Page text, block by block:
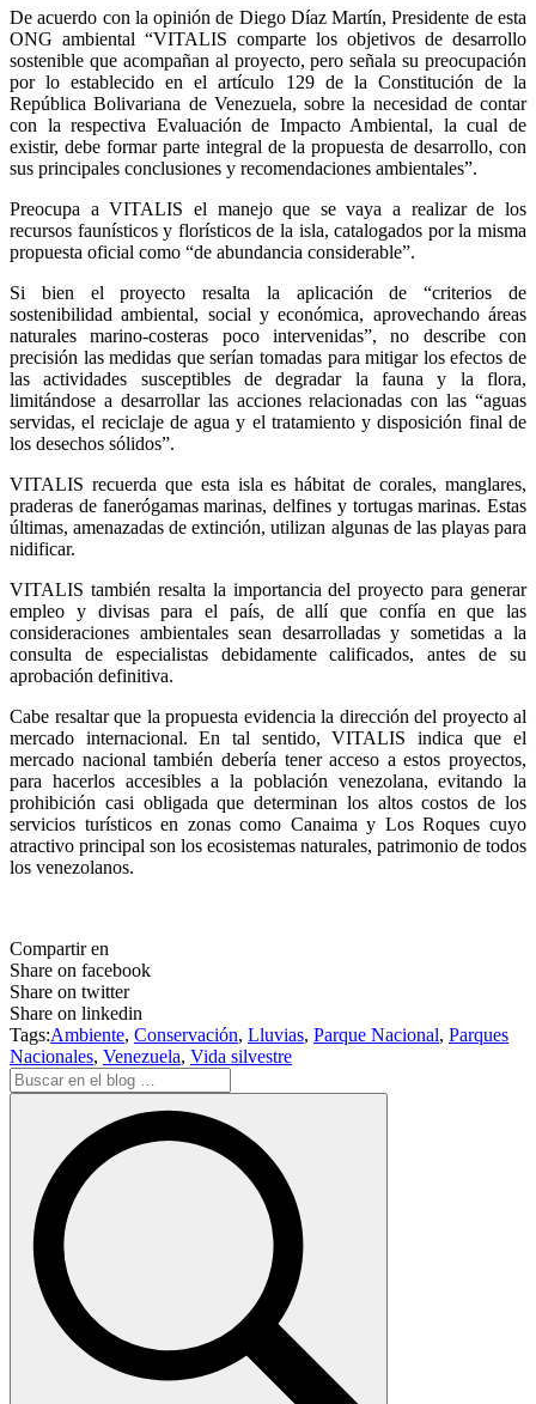
De acuerdo con la opinión de Diego Díaz Martín, Presidente de esta
ONG ambiental “VITALIS comparte los objetivos de desarrollo
sostenible que acompañan al proyecto, pero señala su preocupación
por lo establecido en el artículo 129 de la Constitución de la
República Bolivariana de Venezuela, sobre la necesidad de contar
con la respectiva Evaluación de Impacto Ambiental, la cual de
existir, debe formar parte integral de la propuesta de desarrollo, con
sus principales conclusiones y recomendaciones ambientales”.
Preocupa a VITALIS el manejo que se vaya a realizar de los
recursos faunísticos y florísticos de la isla, catalogados por la misma
propuesta oficial como “de abundancia considerable”.
Si bien el proyecto resalta la aplicación de “criterios de
sostenibilidad ambiental, social y económica, aprovechando áreas
naturales marino-costeras poco intervenidas”, no describe con
precisión las medidas que serían tomadas para mitigar los efectos de
las actividades susceptibles de degradar la fauna y la flora,
limitándose a desarrollar las acciones relacionadas con las “aguas
servidas, el reciclaje de agua y el tratamiento y disposición final de
los desechos sólidos”.
VITALIS recuerda que esta isla es hábitat de corales, manglares,
praderas de fanerógamas marinas, delfines y tortugas marinas. Estas
últimas, amenazadas de extinción, utilizan algunas de las playas para
nidificar.
VITALIS también resalta la importancia del proyecto para generar
empleo y divisas para el país, de allí que confía en que las
consideraciones ambientales sean desarrolladas y sometidas a la
consulta de especialistas debidamente calificados, antes de su
aprobación definitiva.
Cabe resaltar que la propuesta evidencia la dirección del proyecto al
mercado internacional. En tal sentido, VITALIS indica que el
mercado nacional también debería tener acceso a estos proyectos,
para hacerlos accesibles a la población venezolana, evitando la
prohibición casi obligada que determinan los altos costos de los
servicios turísticos en zonas como Canaima y Los Roques cuyo
atractivo principal son los ecosistemas naturales, patrimonio de todos
los venezolanos.
Compartir en
Share on facebook
Share on twitter
Share on linkedin
Tags:Ambiente, Conservación, Lluvias, Parque Nacional, Parques
Nacionales, Venezuela, Vida silvestre